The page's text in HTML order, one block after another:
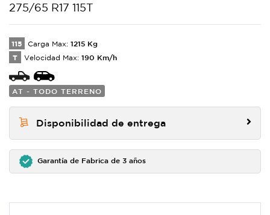
275/65 R17 115T
115 Carga Max: 1215 Kg
T Velocidad Max: 190 Km/h
AT - TODO TERRENO
Disponibilidad de entrega
Garantía de Fabrica de 3 años